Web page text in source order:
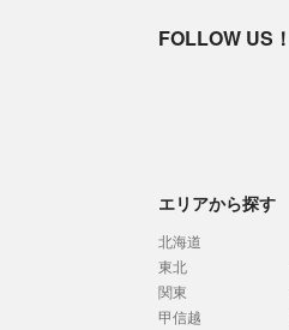
FOLLOW US！
エリアから探す
北海道
東北
関東
甲信越